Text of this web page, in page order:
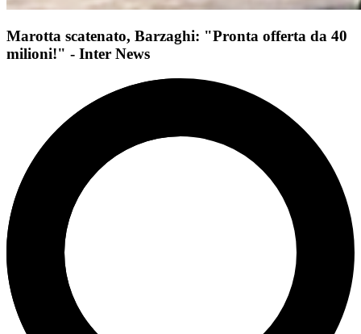
Marotta scatenato, Barzaghi: "Pronta offerta da 40
milioni!" - Inter News